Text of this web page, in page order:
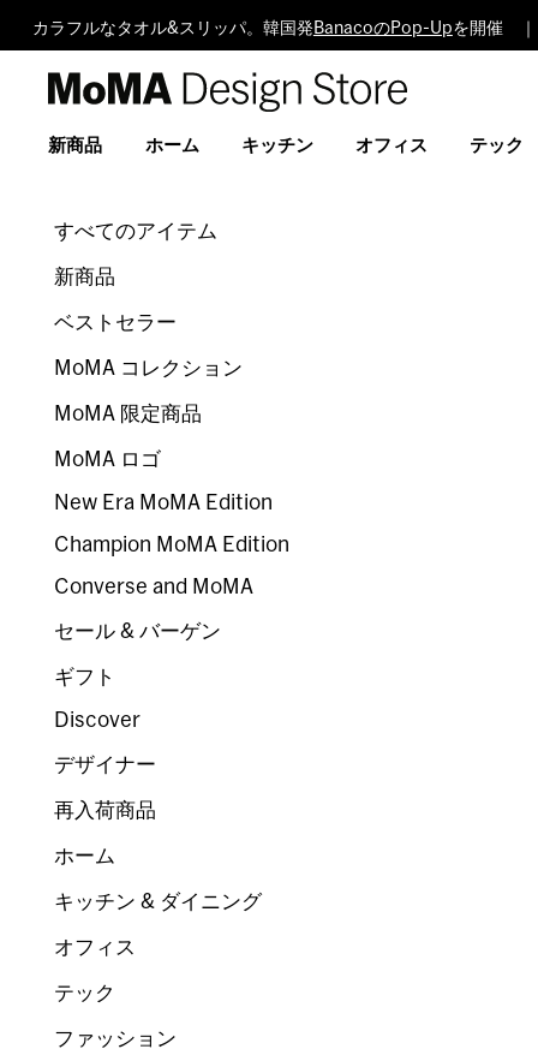
カラフルなタオル&スリッパ。韓国発 BanacoのPop-Upを開催
Design
新商品 ホーム キッチン オフィス テック
すべてのアイテム
新商品
ベストセラー
MoMA コレクション
MoMA 限定商品
MoMA ロゴ
New Era MoMA Edition
Champion MoMA Edition
Converse and MoMA
セール & バーゲン
ギフト
Discover
デザイナー
再入荷商品
ホーム
キッチン & ダイニング
オフィス
テック
ファッション